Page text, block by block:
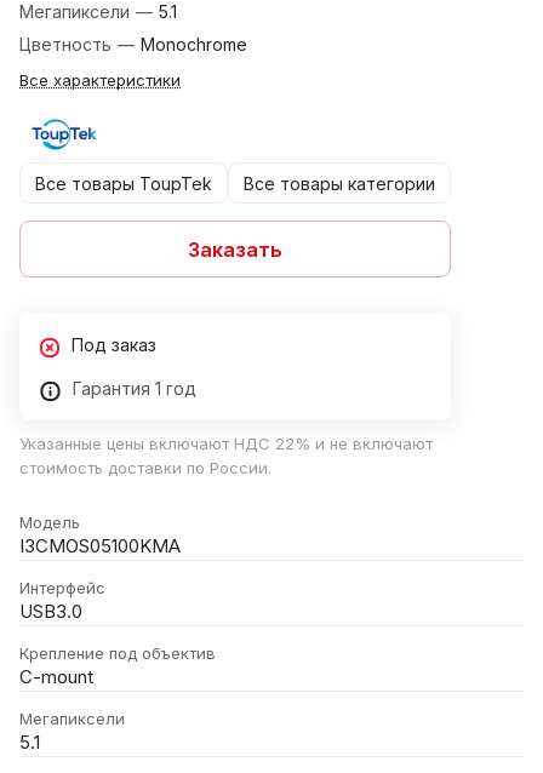
Мегапиксели — 5.1
Цветность — Monochrome
Все характеристики
Все товары ToupTek Все товары категории
Заказать
Под заказ
Гарантия 1 год
Указанные цены включают НДС 22% и не включают
стоимость доставки по России.
Модель
I3CMOS05100KMA
Интерфейс
USB3.0
Крепление под объектив
C-mount
Мегапиксели
5.1